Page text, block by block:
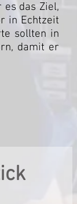
das Ziel,
in Echtzeit
sollten in
damit er